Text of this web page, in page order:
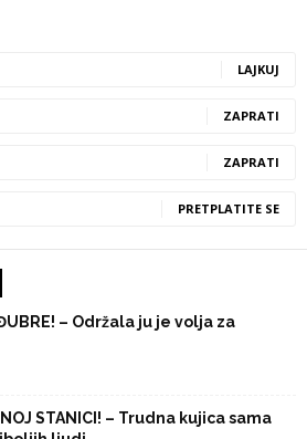
LAJKUJ
ZAPRATI
ZAPRATI
PRETPLATITE SE
ĐUBRE! – Održala ju je volja za
STANICI! – Trudna kujica sama